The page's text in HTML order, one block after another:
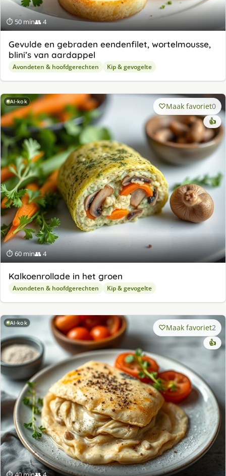
⏱ 50 min👥 4
Gevulde en gebraden eendenfilet, wortelmousse,
blini’s van aardappel
Avondeten & hoofdgerechten Kip & gevogelte
AI-kok
⏱ 60 min👥 4
Maak favoriet0
👍
Kalkoenrollade in het groen
Avondeten & hoofdgerechten Kip & gevogelte
AI-kok Maak favoriet2
👍